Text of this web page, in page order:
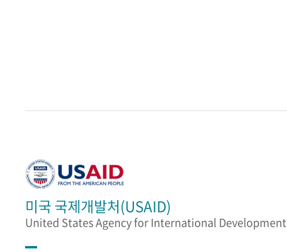
미국 국제개발처(USAID)
United States Agency for International Development